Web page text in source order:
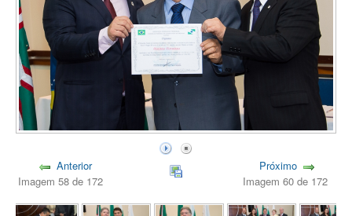
Anterior
Imagem 58 de 172
Próximo
Imagem 60 de 172